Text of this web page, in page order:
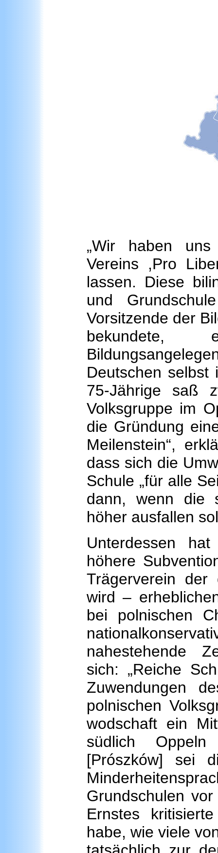
„Wir haben
Vereins ,Pro
lassen. Diese
und
Vorsitzende der
Deutschen
75-Jährige saß
Volksgruppe im
die Gründung
Meilenstein“,
dass sich die
Schule „für alle
dann, wenn die
höher ausfallen
Unterdessen
höhere
Trägerverein der
wird –
bei polnischen
nahestehende
sich: „Reiche
Zuwendungen
polnischen
wodschaft ein
südlich Oppeln
[Prószków] sei
Grundschulen
Ernstes
habe, wie viele